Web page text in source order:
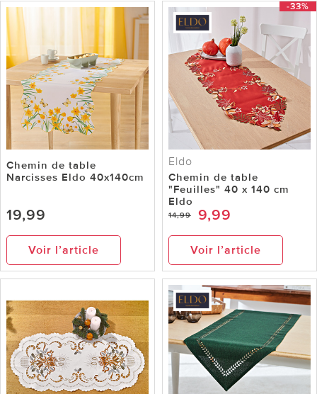
Chemin de table
Narcisses Eldo 40x140cm
19,99
Voir l’article
-33%
Eldo
Chemin de table
"Feuilles" 40 x 140 cm
Eldo
14,99 9,99
Voir l’article